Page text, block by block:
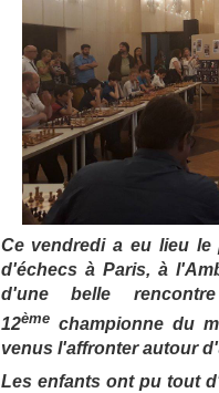
Ce vendredi a eu lieu le
d'échecs à Paris, à
d'une belle
12èmechampionne du
venus l'affronter autour
Les enfants ont pu tout